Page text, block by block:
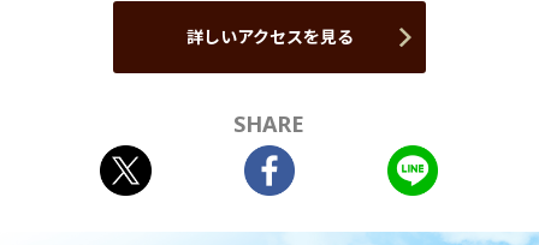
詳しいアクセスを見る
SHARE